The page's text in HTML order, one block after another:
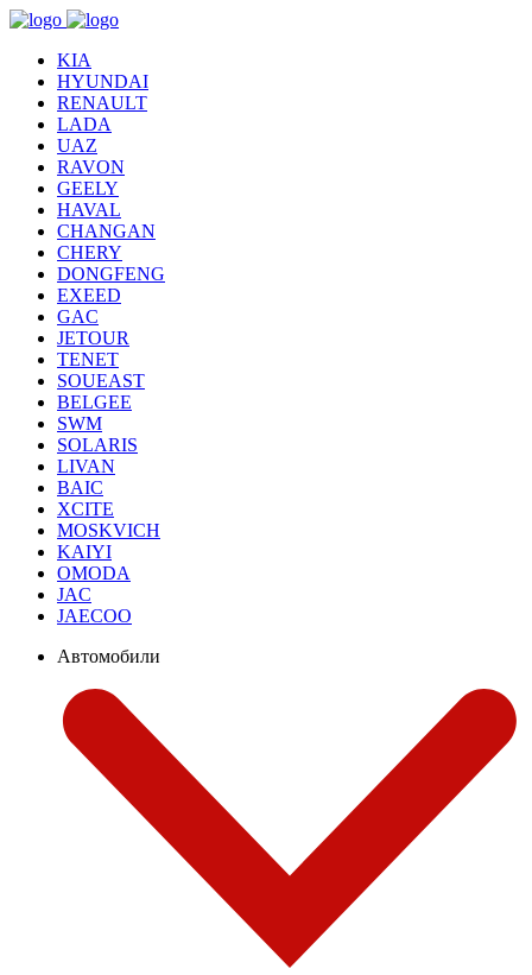
KIA
HYUNDAI
RENAULT
LADA
UAZ
RAVON
GEELY
HAVAL
CHANGAN
CHERY
DONGFENG
EXEED
GAC
JETOUR
TENET
SOUEAST
BELGEE
SWM
SOLARIS
LIVAN
BAIC
XCITE
MOSKVICH
KAIYI
OMODA
JAC
JAECOO
Автомобили